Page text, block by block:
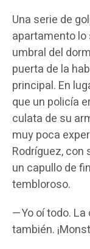
Una serie de
apartamento lo
umbral del
puerta de la
principal. En
que un policía
culata de su
muy poca
Rodríguez, con
un capullo de
tembloroso.
—Yo oí todo. La
también.